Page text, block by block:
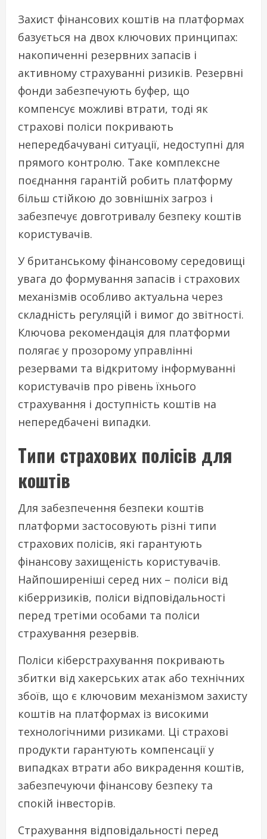
Захист фінансових коштів на платформах
базується на двох ключових принципах:
накопиченні резервних запасів і
активному страхуванні ризиків. Резервні
фонди забезпечують буфер, що
компенсує можливі втрати, тоді як
страхові поліси покривають
непередбачувані ситуації, недоступні для
прямого контролю. Таке комплексне
поєднання гарантій робить платформу
більш стійкою до зовнішніх загроз і
забезпечує довготривалу безпеку коштів
користувачів.
У британському фінансовому середовищі
увага до формування запасів і страхових
механізмів особливо актуальна через
складність регуляцій і вимог до звітності.
Ключова рекомендація для платформи
полягає у прозорому управлінні
резервами та відкритому інформуванні
користувачів про рівень їхнього
страхування і доступність коштів на
непередбачені випадки.
Типи страхових полісів для
коштів
Для забезпечення безпеки коштів
платформи застосовують різні типи
страхових полісів, які гарантують
фінансову захищеність користувачів.
Найпоширеніші серед них – поліси від
кіберризиків, поліси відповідальності
перед третіми особами та поліси
страхування резервів.
Поліси кіберстрахування покривають
збитки від хакерських атак або технічних
збоїв, що є ключовим механізмом захисту
коштів на платформах із високими
технологічними ризиками. Ці страхові
продукти гарантують компенсації у
випадках втрати або викрадення коштів,
забезпечуючи фінансову безпеку та
спокій інвесторів.
Страхування відповідальності перед